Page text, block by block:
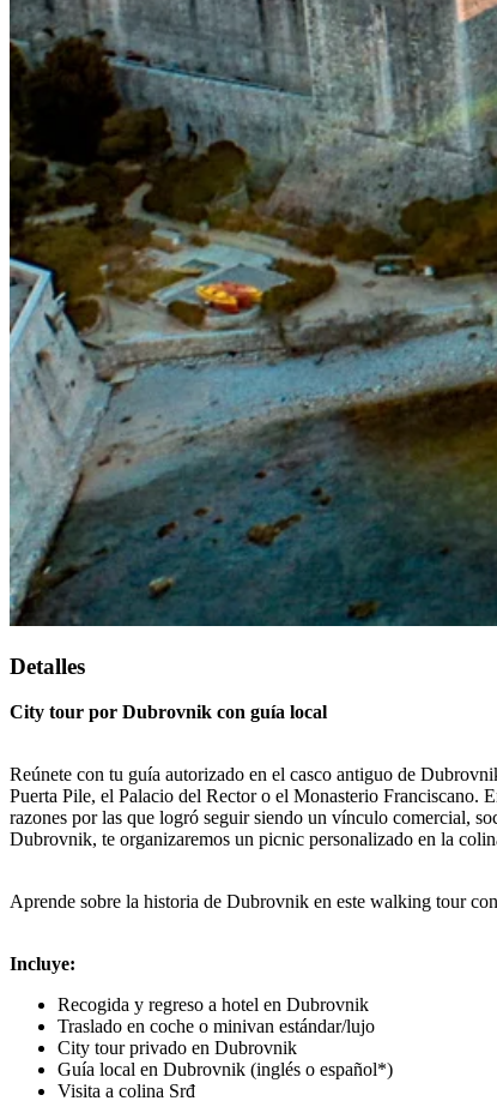
Detalles
City tour por Dubrovnik con guía local
Reúnete con tu guía autorizado en el casco antiguo de
Puerta Pile, el Palacio del Rector o el Monasterio Franciscano.
razones por las que logró seguir siendo un vínculo comercial,
Dubrovnik, te organizaremos un picnic personalizado en la
Aprende sobre la historia de Dubrovnik en este walking tour
Incluye:
Recogida y regreso a hotel en Dubrovnik
Traslado en coche o minivan estándar/lujo
City tour privado en Dubrovnik
Guía local en Dubrovnik (inglés o español*)
Visita a colina Srđ